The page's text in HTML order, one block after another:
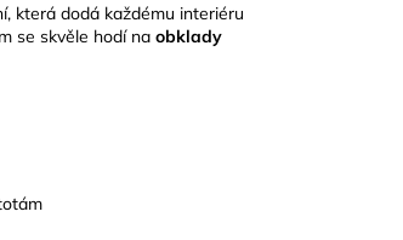
která dodá každému interiéru
se skvěle hodí na obklady